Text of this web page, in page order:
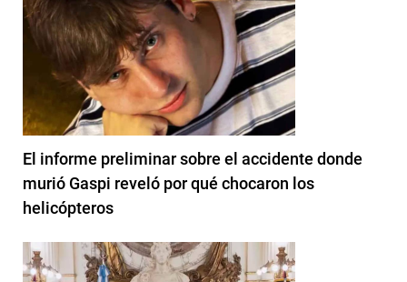
El informe preliminar sobre el accidente donde
murió Gaspi reveló por qué chocaron los
helicópteros